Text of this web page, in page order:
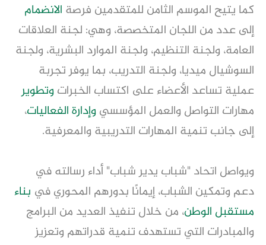
كما يتيح الموسم الثامن للمتقدمين فرصة الانضمام
إلى عدد من اللجان المتخصصة، وهي: لجنة العلاقات
العامة، ولجنة التنظيم، ولجنة الموارد البشرية، ولجنة
السوشيال ميديا، ولجنة التدريب، بما يوفر تجربة
عملية تساعد الأعضاء على اكتساب الخبراتوتطوير
مهارات التواصل والعمل المؤسسيوإدارةالفعاليات،
إلى جانب تنمية المهارات التدريبية والمعرفية.
ويواصل اتحاد "شباب يدير شباب" أداء رسالته في
دعم وتمكين الشباب، إيمانًا بدورهم المحوري في بناء
مستقبل الوطن، من خلال تنفيذ العديد من البرامج
والمبادرات التي تستهدف تنمية قدراتهم وتعزيز